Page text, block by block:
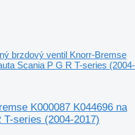
brzdový ventil Knorr-Bremse
Scania P G R T-series (2004-
K000087 K044696 na
T-series (2004-2017)